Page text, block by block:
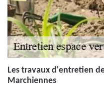
Les travaux d'entretien
Marchiennes